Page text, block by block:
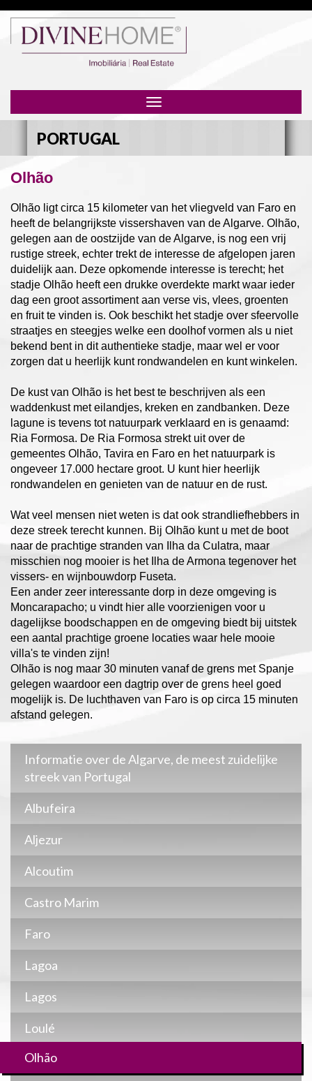
navigation
PORTUGAL
Olhão
Olhão ligt circa 15 kilometer van het vliegveld van Faro en
heeft de belangrijkste vissershaven van de Algarve. Olhão,
gelegen aan de oostzijde van de Algarve, is nog een vrij
rustige streek, echter trekt de interesse de afgelopen jaren
duidelijk aan. Deze opkomende interesse is terecht; het
stadje Olhão heeft een drukke overdekte markt waar ieder
dag een groot assortiment aan verse vis, vlees, groenten
en fruit te vinden is. Ook beschikt het stadje over sfeervolle
straatjes en steegjes welke een doolhof vormen als u niet
bekend bent in dit authentieke stadje, maar wel er voor
zorgen dat u heerlijk kunt rondwandelen en kunt winkelen.
De kust van Olhão is het best te beschrijven als een
waddenkust met eilandjes, kreken en zandbanken. Deze
lagune is tevens tot natuurpark verklaard en is genaamd:
Ria Formosa. De Ria Formosa strekt uit over de
gemeentes Olhão, Tavira en Faro en het natuurpark is
ongeveer 17.000 hectare groot. U kunt hier heerlijk
rondwandelen en genieten van de natuur en de rust.
Wat veel mensen niet weten is dat ook strandliefhebbers in
deze streek terecht kunnen. Bij Olhão kunt u met de boot
naar de prachtige stranden van Ilha da Culatra, maar
misschien nog mooier is het Ilha de Armona tegenover het
vissers- en wijnbouwdorp Fuseta.
Een ander zeer interessante dorp in deze omgeving is
Moncarapacho; u vindt hier alle voorzienigen voor u
dagelijkse boodschappen en de omgeving biedt bij uitstek
een aantal prachtige groene locaties waar hele mooie
villa's te vinden zijn!
Olhão is nog maar 30 minuten vanaf de grens met Spanje
gelegen waardoor een dagtrip over de grens heel goed
mogelijk is. De luchthaven van Faro is op circa 15 minuten
afstand gelegen.
Informatie over de Algarve, de meest zuidelijke
streek van Portugal
Albufeira
Aljezur
Alcoutim
Castro Marim
Faro
Lagoa
Lagos
Loulé
Olhão